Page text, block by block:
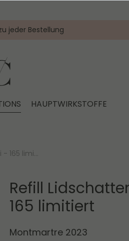
jeder Bestellung
HAUPTWIRKSTOFFE
165 limi...
Refill
165 limitiert
Montmartre 2023